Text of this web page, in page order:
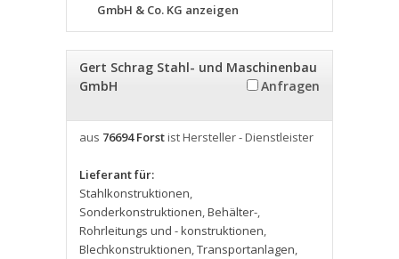
GmbH & Co. KG anzeigen
Gert Schrag Stahl- und Maschinenbau
GmbH
Anfragen
aus 76694 Forstist Hersteller - Dienstleister
Lieferant für:
Stahlkonstruktionen,
Sonderkonstruktionen,Behälter-,
Rohrleitungs und - konstruktionen,
Blechkonstruktionen,Transportanlagen,